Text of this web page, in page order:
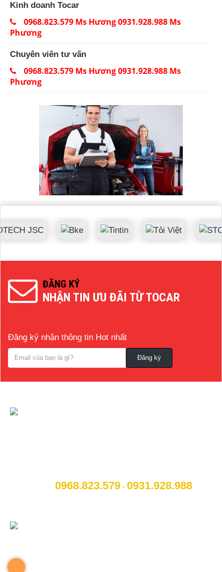
Kinh doanh Tocar
0968.823.579 Ms Hương 0931.928.988 Ms
Phương
Chuyên viên tư vấn
0968.823.579 Ms Hương 0931.928.988 Ms
Phương
ĐĂNG KÝ
NHẬN TIN ƯU ĐÃI TỪ TOCAR
Đăng ký nhận thông tin Hot nhất
0968.823.579 - 0931.928.988